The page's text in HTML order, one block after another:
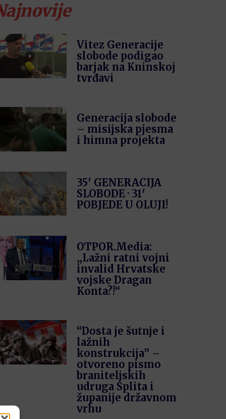
Vitez Generacije
slobode podigao
barjak na Kninskoj
tvrđavi
Generacija slobode
– misijska pjesma
i himna projekta
35′ GENERACIJA
SLOBODE · 31′
POBJEDE U OLUJI!
OTPOR.Media:
„Lažni ratni vojni
invalid Hrvatske
vojske Dragan
Konta?!“
“Dosta je šutnje i
lažnih
konstrukcija” –
otvoreno pismo
braniteljskih
udruga Splita i
županije državnom
vrhu